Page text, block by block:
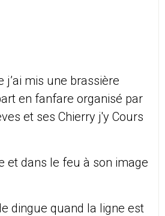
j’ai mis une brassière
en fanfare organisé par
et ses Chierry j'y Cours
et dans le feu à son image
dingue quand la ligne est